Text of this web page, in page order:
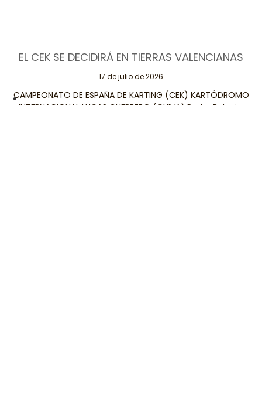
EL CEK SE DECIDIRÁ EN TIERRAS VALENCIANAS
17 de julio de 2026
CAMPEONATO DE ESPAÑA DE KARTING (CEK) KARTÓDROMO
INTERNACIONAL LUCAS GUERRERO (CHIVA) Pedro Pelagio.